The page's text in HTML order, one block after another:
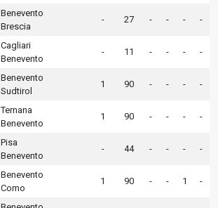
Benevento
Brescia
- 27 - - - -
Cagliari
Benevento
- 11 - - - -
Benevento
Sudtirol
1 90 - - - -
Ternana
Benevento
1 90 - - - -
Pisa
Benevento
- 44 - - - -
Benevento
Como
1 90 - - 1 -